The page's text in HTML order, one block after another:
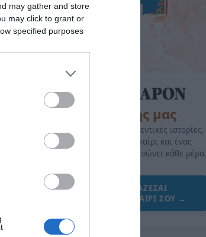
may gather and store
may click to grant or
specified purposes
της Ζωής μας
Οι άνθρωποι, οι αυθεντικές ιστορίες,
το ελληνικό καλοκαίρι και ένας
πολιτισμός που μας ενώνει κάθε μέρα.
ΌΣΑ ΧΡΕΙΆΖΕΣΑΙ
ΓΙΑ ΤΟ ΚΑΛΟΚΑΊΡΙ ΣΟΥ →